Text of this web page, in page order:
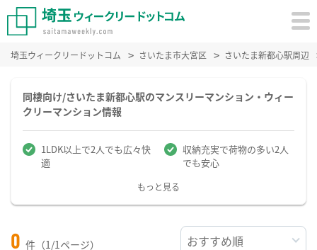
埼玉ウィークリードットコム さいたま市大宮区 さいたま新都心駅周辺
同棲向け/さいたま新都心駅のマンスリーマンション・ウィー
クリーマンション情報
1LDK以上で2人でも広々快
適
収納充実で荷物の多い2人
でも安心
もっと見る
0 件（1/1ページ）